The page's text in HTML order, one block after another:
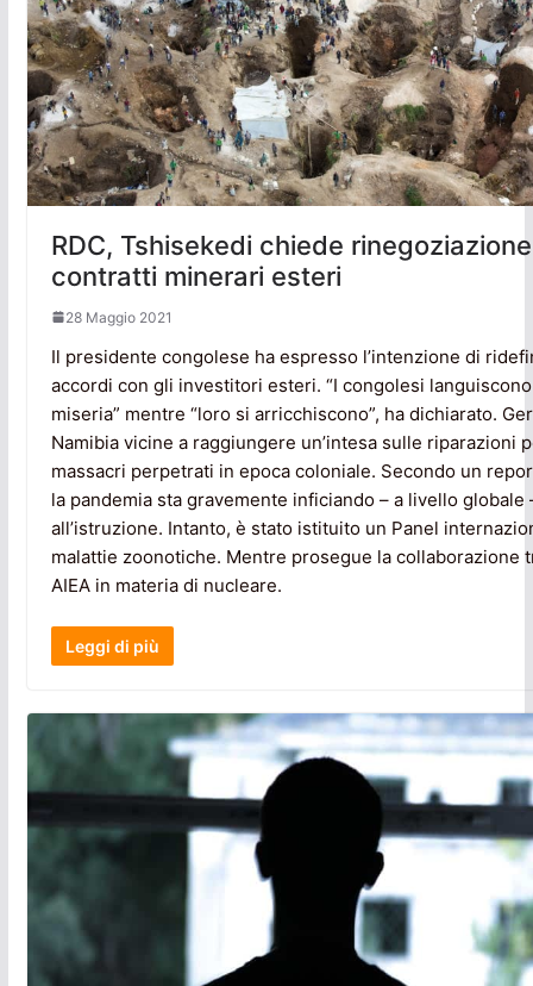
RDC, Tshisekedi chiede
contratti minerari esteri
28 Maggio 2021
Il presidente congolese ha espresso l’intenzione di
accordi con gli investitori esteri. “I congolesi
miseria” mentre “loro si arricchiscono”, ha dichiarato.
Namibia vicine a raggiungere un’intesa sulle riparazioni
massacri perpetrati in epoca coloniale. Secondo un
la pandemia sta gravemente inficiando – a livello globale
all’istruzione. Intanto, è stato istituito un Panel
malattie zoonotiche. Mentre prosegue la collaborazione
AIEA in materia di nucleare.
Leggi di più